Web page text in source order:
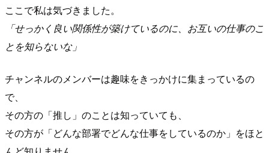
ここで私は気づきました。
「せっかく良い関係性が築けているのに、お互いの仕事のこ
とを知らないな」
チャンネルのメンバーは趣味をきっかけに集まっているの
で、
その方の「推し」のことは知っていても、
その方が「どんな部署でどんな仕事をしているのか」をほと